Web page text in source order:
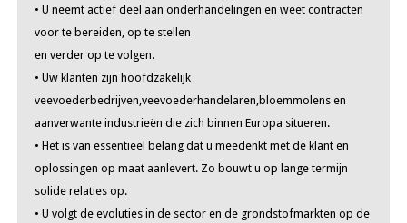
• U neemt actief deel aan onderhandelingen en weet contracten
voor te bereiden, op te stellen
en verder op te volgen.
• Uw klanten zijn hoofdzakelijk
veevoederbedrijven,veevoederhandelaren,bloemmolens en
aanverwante industrieën die zich binnen Europa situeren.
• Het is van essentieel belang dat u meedenkt met de klant en
oplossingen op maat aanlevert. Zo bouwt u op lange termijn
solide relaties op.
• U volgt de evoluties in de sector en de grondstofmarkten op de